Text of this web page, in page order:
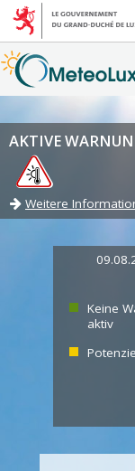
AKTIVE
Weitere
Keine
aktiv